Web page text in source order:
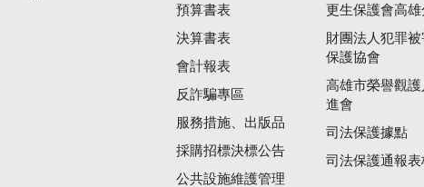
預算書表
決算書表
會計報表
反詐騙專區
服務措施、出版品
採購招標決標公告
公共設施維護管理
更生保護會高雄
財團法人犯罪被
保護協會
高雄市榮譽觀護
進會
司法保護據點
司法保護通報表